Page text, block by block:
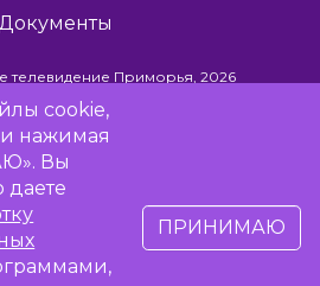
Документы
телевидение Приморья, 2026
сайта -
cookie,
и нажимая
Вы
даете
ПРИНИМАЮ